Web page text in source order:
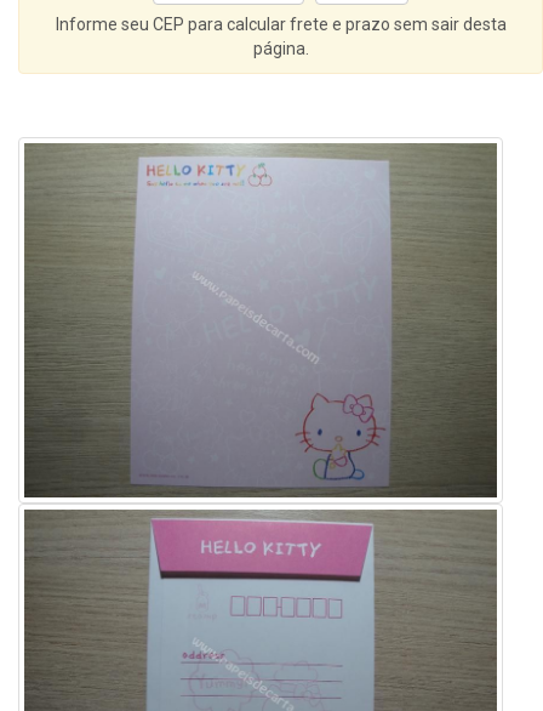
Informe seu CEP para calcular frete e prazo sem sair desta
página.